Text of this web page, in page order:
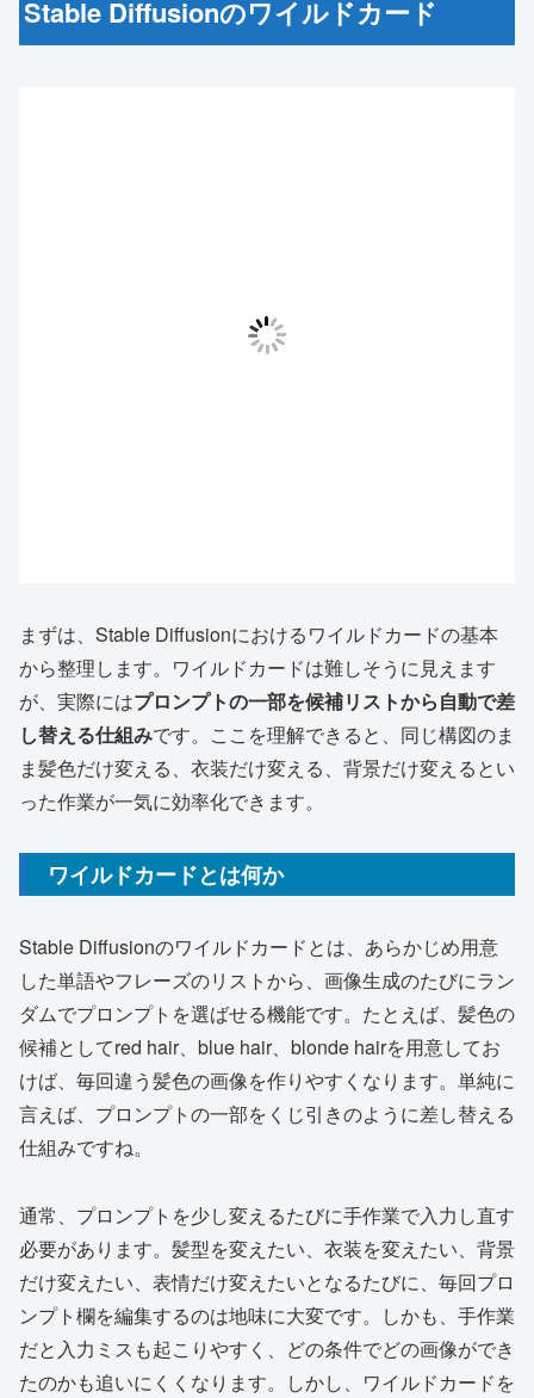
Stable Diffusionのワイルドカード
まずは、Stable Diffusionにおけるワイルドカードの基本
から整理します。ワイルドカードは難しそうに見えます
が、実際にはプロンプトの一部を候補リストから自動で差
し替える仕組みです。ここを理解できると、同じ構図のま
ま髪色だけ変える、衣装だけ変える、背景だけ変えるとい
った作業が一気に効率化できます。
ワイルドカードとは何か
Stable Diffusionのワイルドカードとは、あらかじめ用意
した単語やフレーズのリストから、画像生成のたびにラン
ダムでプロンプトを選ばせる機能です。たとえば、髪色の
候補としてred hair、blue hair、blonde hairを用意してお
けば、毎回違う髪色の画像を作りやすくなります。単純に
言えば、プロンプトの一部をくじ引きのように差し替える
仕組みですね。
通常、プロンプトを少し変えるたびに手作業で入力し直す
必要があります。髪型を変えたい、衣装を変えたい、背景
だけ変えたい、表情だけ変えたいとなるたびに、毎回プロ
ンプト欄を編集するのは地味に大変です。しかも、手作業
だと入力ミスも起こりやすく、どの条件でどの画像ができ
たのかも追いにくくなります。しかし、ワイルドカードを